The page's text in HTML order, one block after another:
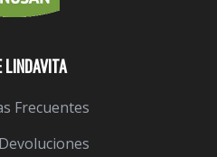
LINDAVITA
Frecuentes